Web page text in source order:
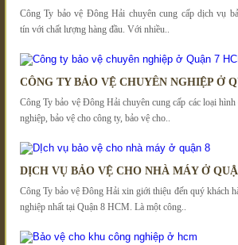
Công Ty bảo vệ Đông Hải chuyên cung cấp dịch vụ
tín với chất lượng hàng đầu. Với nhiều..
CÔNG TY BẢO VỆ CHUYÊN NGHIỆP Ở
Công Ty bảo vệ Đông Hải chuyên cung cấp các loại
nghiệp, bảo vệ cho công ty, bảo vệ cho..
DỊCH VỤ BẢO VỆ CHO NHÀ MÁY Ở
Công Ty bảo vệ Đông Hải xin giới thiệu đến quý khách
nghiệp nhất tại Quận 8 HCM. Là một công..